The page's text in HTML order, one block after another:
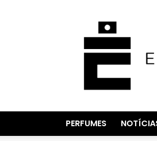
PERFUMES